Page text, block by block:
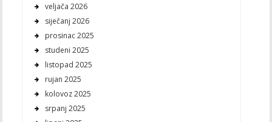
veljača 2026
siječanj 2026
prosinac 2025
studeni 2025
listopad 2025
rujan 2025
kolovoz 2025
srpanj 2025